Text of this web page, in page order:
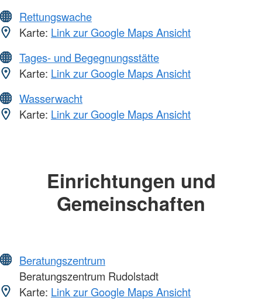
Rettungswache
Karte: Link zur Google Maps Ansicht
Tages- und Begegnungsstätte
Karte: Link zur Google Maps Ansicht
Wasserwacht
Karte: Link zur Google Maps Ansicht
Einrichtungen und
Gemeinschaften
Beratungszentrum
Beratungszentrum Rudolstadt
Karte: Link zur Google Maps Ansicht